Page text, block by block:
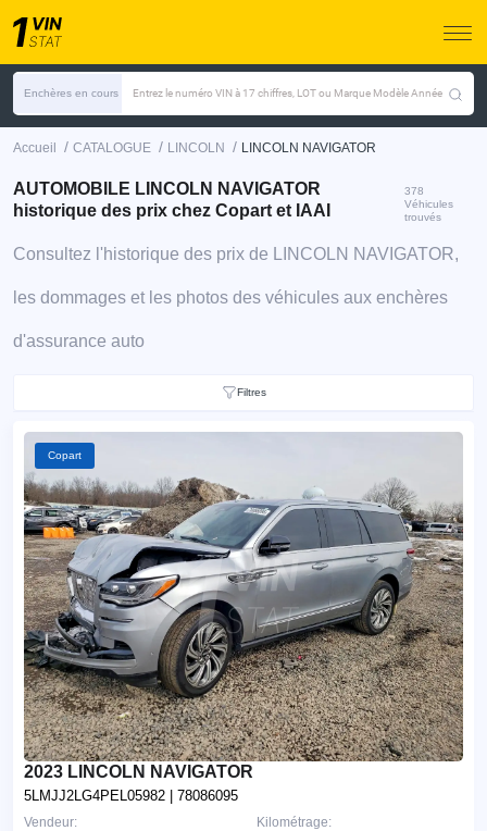
Enchères en cours Entrez le numéro VIN à 17 chiffres, LOT ou Marque Modèle Année
Accueil / CATALOGUE / LINCOLN / LINCOLN NAVIGATOR
AUTOMOBILE LINCOLN NAVIGATOR
historique des prix chez Copart et IAAI
378
Véhicules
trouvés
Consultez l'historique des prix de LINCOLN NAVIGATOR,
les dommages et les photos des véhicules aux enchères
d'assurance auto
Filtres
Copart
2023 LINCOLN NAVIGATOR
5LMJJ2LG4PEL05982 | 78086095
Kilométrage:
Vendeur: